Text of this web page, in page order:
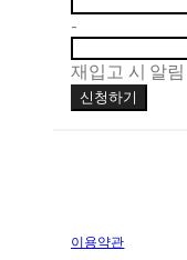
-
재입고 시 알림
신청하기
이용약관